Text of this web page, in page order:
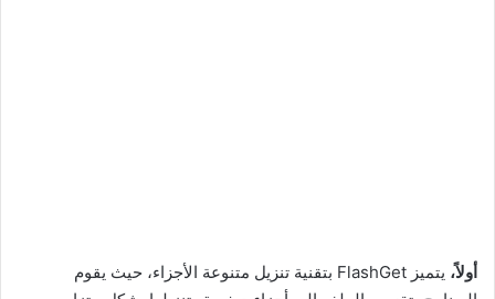
أولاً،
يتميز FlashGet بتقنية تنزيل متنوعة الأجزاء، حيث يقوم